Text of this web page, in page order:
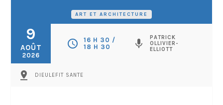
ART ET ARCHITECTURE
9
AOÛT
2026
schedule
16 H 30 /
18 H 30
mic
PATRICK
OLLIVIER-
ELLIOTT
pin_drop DIEULEFIT SANTE